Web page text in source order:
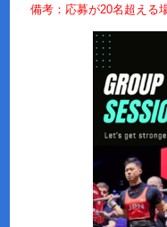
備考：応募が20名超える